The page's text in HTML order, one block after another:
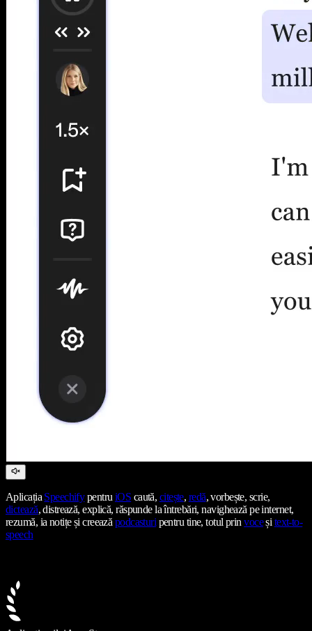
AplicațiaSpeechifypentruiOS caută, citește, redă, vorbește, scrie,
dictează, distrează, explică, răspunde la întrebări, navighează pe internet,
rezumă, ia notițe și creeazăpodcasturipentru tine, totul prinvoceșitext-to-
speech